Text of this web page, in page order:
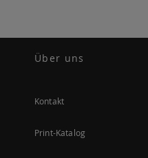
Über uns
Kontakt
Print-Katalog